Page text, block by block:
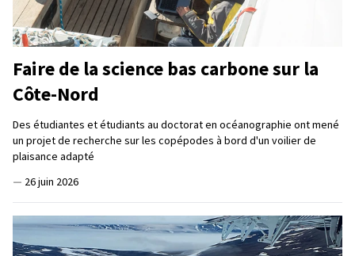
Faire de la science bas carbone sur la
Côte-Nord
Des étudiantes et étudiants au doctorat en océanographie ont mené
un projet de recherche sur les copépodes à bord d'un voilier de
plaisance adapté
— 26 juin 2026